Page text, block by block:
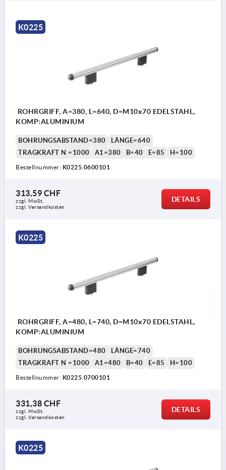
K0225
ROHRGRIFF, A=380, L=640, D=M10x70 EDELSTAHL,
KOMP:ALUMINIUM
BOHRUNGSABSTAND=380
LÄNGE=640
TRAGKRAFT N =1000
A1=380 B=40 E=85 H=100
Bestellnummer: K0225.0600101
313,59 CHF
zzgl. MwSt.
zzgl. Versandkosten
DETAILS
K0225
ROHRGRIFF, A=480, L=740, D=M10x70 EDELSTAHL,
KOMP:ALUMINIUM
BOHRUNGSABSTAND=480
LÄNGE=740
TRAGKRAFT N =1000
A1=480 B=40 E=85 H=100
Bestellnummer: K0225.0700101
331,38 CHF
zzgl. MwSt.
zzgl. Versandkosten
DETAILS
K0225